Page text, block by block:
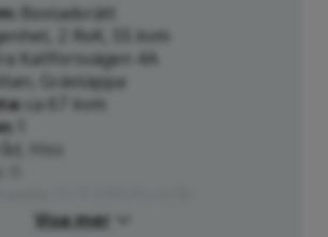
Bostadsrätt
2 RoK, 55 kvm
Kallforsvägen 4A
Grästäppa
ca 67 kvm
Hiss
Visa mer